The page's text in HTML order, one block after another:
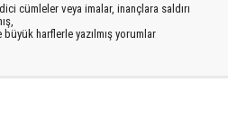
cümleler veya imalar, inançlara saldırı
harflerle yazılmış yorumlar